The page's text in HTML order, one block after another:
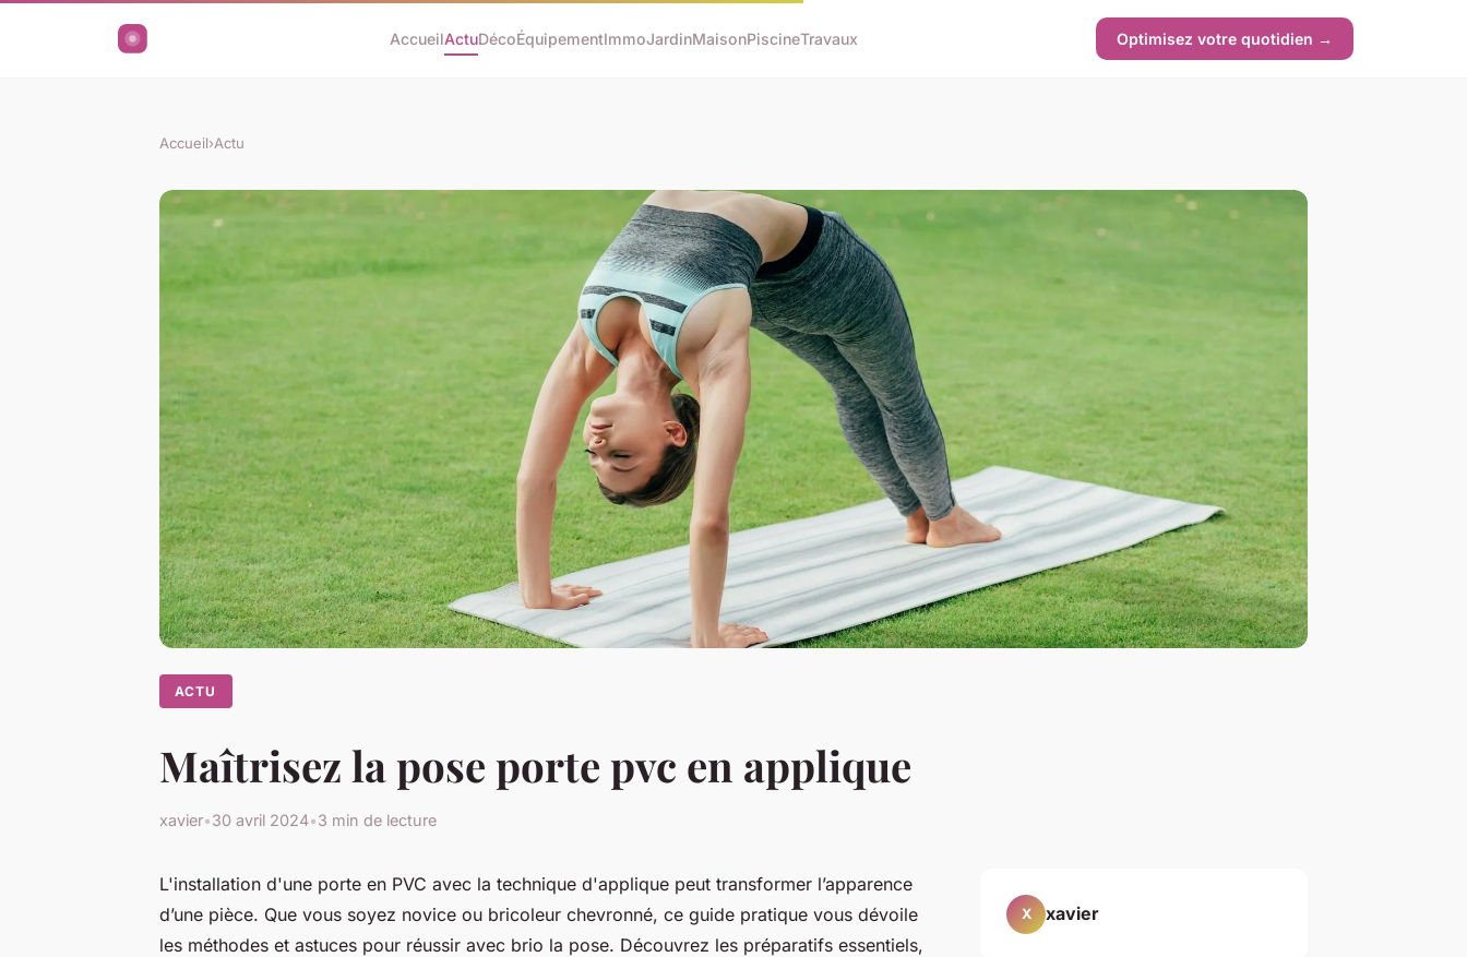
AccueilActuDécoÉquipementImmoJardinMaisonPiscineTravaux Optimisez votre quotidien →
Accueil›Actu
ACTU
Maîtrisez la pose porte pvc en applique
xavier•30 avril 2024•3 min de lecture
L'installation d'une porte en PVC avec la technique d'applique peut transformer l’apparence
d’une pièce. Que vous soyez novice ou bricoleur chevronné, ce guide pratique vous dévoile
les méthodes et astuces pour réussir avec brio la pose. Découvrez les préparatifs essentiels,
X xavier